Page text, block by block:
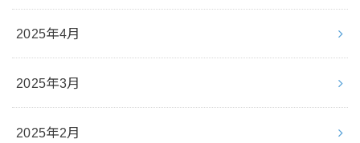
2025年4月
2025年3月
2025年2月